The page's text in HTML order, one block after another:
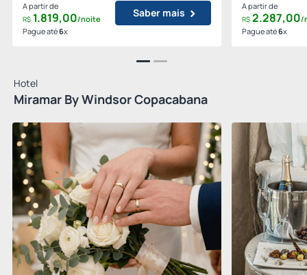
A partir de
R$ 1.819,00/noite
Pague até6x
Saber mais
A partir de
R$ 2.287,00/
Pague até6x
Hotel
Miramar By Windsor Copacabana